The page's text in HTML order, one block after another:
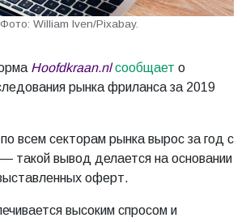
Фото: William Iven/Pixabay.
Hoofdkraan.nl сообщает о
рынка фриланса за 2019
всем секторам рынка вырос за год с
такой вывод делается на основании
оферт.
высоким спросом и